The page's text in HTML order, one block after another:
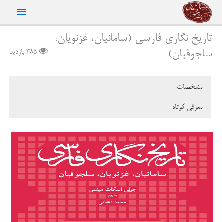
محتوا
فهرست
تاریخ نگاری فارسی (سامانیان، غزنویان،
سلجوقیان)
مشخصات
معرفی کوتاه
ناشر:ماهی
مکان چاپ:تهران
نوع جلد:شومیز
قطع کتاب:
رقعی
چاپ اول: 1391
شمارگان: 2,000 نسخه
تعداد صفحات:400
شابک:978-964-209-084-6
(قرن‌های دهم تا دوازدهم میلادی/ چهارم تا ششم هجری قمری) به‌دقت
بررسی و کوشش شده است تا علل پیدایش تاریخ‌نگاری فارسی و پیوند آن با
تاریخ‌نگاری عربی و تاریخ‌نگاری در ایران پیش از اسلام، مشخص شود.
نویسندۀ این کتاب می‌کوشد جایگاه نوشته‌های تاریخی فارسی را در عرصۀ
تاریخ‌نگاری اسلامی‌نشان دهد. پژوهش در این حوزه به طور سنتی متوجه
آثاری بوده که به عربی نوشته شده‌اند. کافی است کسی به «تاریخچۀ
تاریخ‌نگاری اسلامی» اثر فرانتس روزنتال بنگرد تا ببیند در آن چه سهم
اندکی به تاریخ‌نگاران فارسی‌زبان اختصاص یافته است. نویسنده در مسیر